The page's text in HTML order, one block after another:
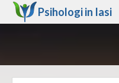
Psihologi in Iasi